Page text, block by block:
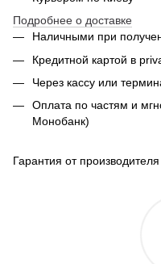
Подробнее о доставке
Наличными при
Кредитной картой в
Через кассу или
Оплата по частям и
Монобанк)
Гарантия от производителя